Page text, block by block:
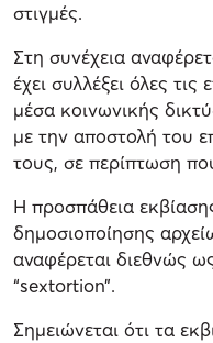
στιγμές.
Στη συνέχεια
έχει συλλέξει όλες
μέσα κοινωνικής
με την αποστολή του
τους, σε περίπτωση
Η προσπάθεια
δημοσιοποίησης
αναφέρεται διεθνώς
“sextortion”.
Σημειώνεται ότι τα